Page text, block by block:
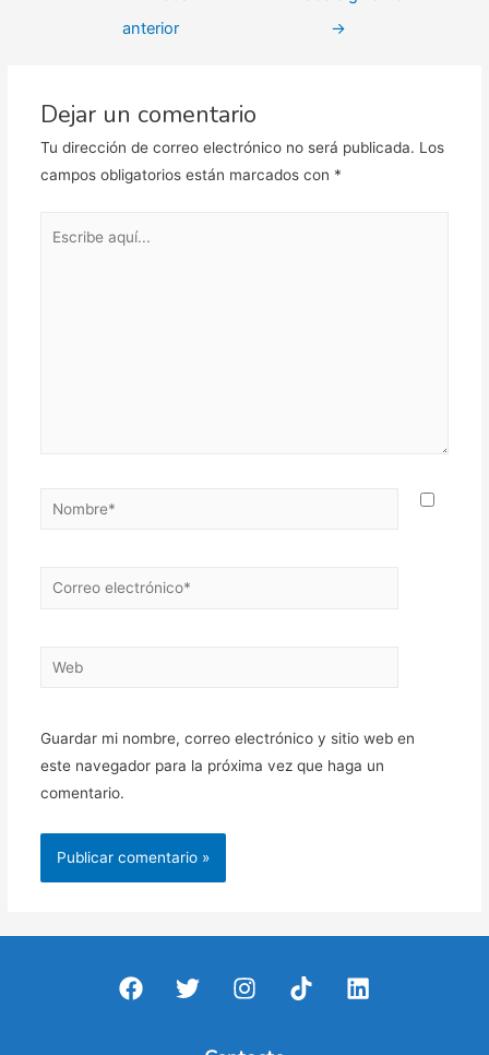
anterior
→
Dejar un comentario
Tu dirección de correo electrónico no será publicada. Los
campos obligatorios están marcados con *
Nombre*
Correo
Web
Guardar mi nombre, correo electrónico y sitio web en
este navegador para la próxima vez que haga un
comentario.